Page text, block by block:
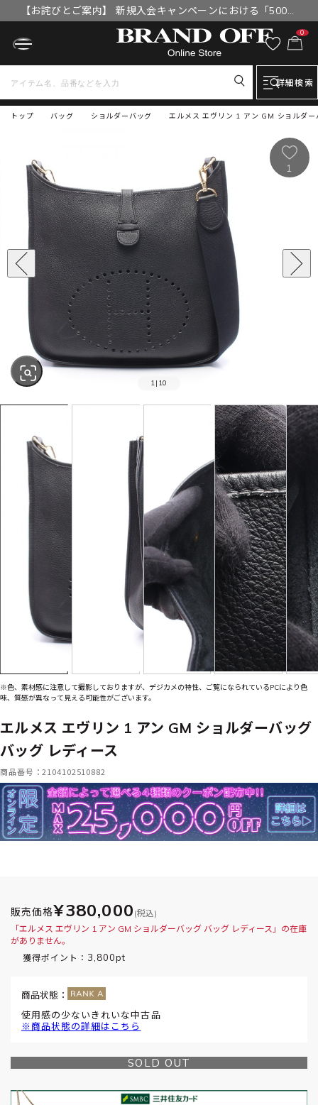
【お詫びとご案内】 新規入会キャンペーンにおける「500円
OFFクーポン」付与漏れと補填について
0
詳細検索
トップ エルメス エヴリン 1 アン GM ショルダー
バッグ ショルダーバッグ
SOLD OUT
1 | 10
1
※色、素材感に注意して撮影しておりますが、デジカメの特性、ご覧になられているPCにより色
味、質感が異なって見える可能性がございます。
エルメス エヴリン 1 アン GM ショルダーバッグ
バッグ レディース
商品番号：2104102510882
販売価格¥380,000 (税込)
「エルメス エヴリン 1 アン GM ショルダーバッグ バッグ レディース」の在庫
がありません。
獲得ポイント： 3,800pt
商品状態：
使用感の少ないきれいな中古品
※商品状態の詳細はこちら
SOLD OUT